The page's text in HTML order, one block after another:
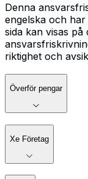
Denna
engelska och
sida kan visas
riktighet och
Överför pengar
Xe Företag